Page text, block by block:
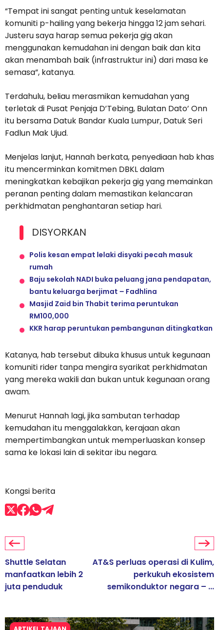
“Tempat ini sangat penting untuk keselamatan
komuniti p-hailing yang bekerja hingga 12 jam sehari.
Justeru saya harap semua pekerja gig akan
menggunakan kemudahan ini dengan baik dan kita
akan menambah baik (infrastruktur ini) dari masa ke
semasa”, katanya.
Terdahulu, beliau merasmikan kemudahan yang
terletak di Pusat Penjaja D’Tebing, Bulatan Dato’ Onn
itu bersama Datuk Bandar Kuala Lumpur, Datuk Seri
Fadlun Mak Ujud.
Menjelas lanjut, Hannah berkata, penyediaan hab khas
itu mencerminkan komitmen DBKL dalam
meningkatkan kebajikan pekerja gig yang memainkan
peranan penting dalam memastikan kelancaran
perkhidmatan penghantaran setiap hari.
DISYORKAN
Polis kesan empat lelaki disyaki pecah masuk
rumah
Baju sekolah NADI buka peluang jana pendapatan,
bantu keluarga berjimat – Fadhlina
Masjid Zaid bin Thabit terima peruntukan
RM100,000
KKR harap peruntukan pembangunan ditingkatkan
Katanya, hab tersebut dibuka khusus untuk kegunaan
komuniti rider tanpa mengira syarikat perkhidmatan
yang mereka wakili dan bukan untuk kegunaan orang
awam.
Menurut Hannah lagi, jika sambutan terhadap
kemudahan itu menggalakkan, kerajaan akan
mempertimbangkan untuk memperluaskan konsep
sama ke lokasi lain di sekitar ibu negara.
Kongsi berita
Shuttle Selatan
manfaatkan lebih 2
juta penduduk
AT&S perluas operasi di Kulim,
perkukuh ekosistem
semikonduktor negara – ...